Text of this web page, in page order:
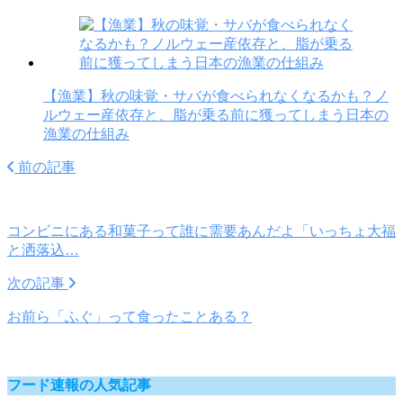
【漁業】秋の味覚・サバが食べられなくなるかも？ノ
ルウェー産依存と、脂が乗る前に獲ってしまう日本の
漁業の仕組み
前の記事
コンビニにある和菓子って誰に需要あんだよ「いっちょ大福
と洒落込…
次の記事
お前ら「ふぐ」って食ったことある？
フード速報の人気記事